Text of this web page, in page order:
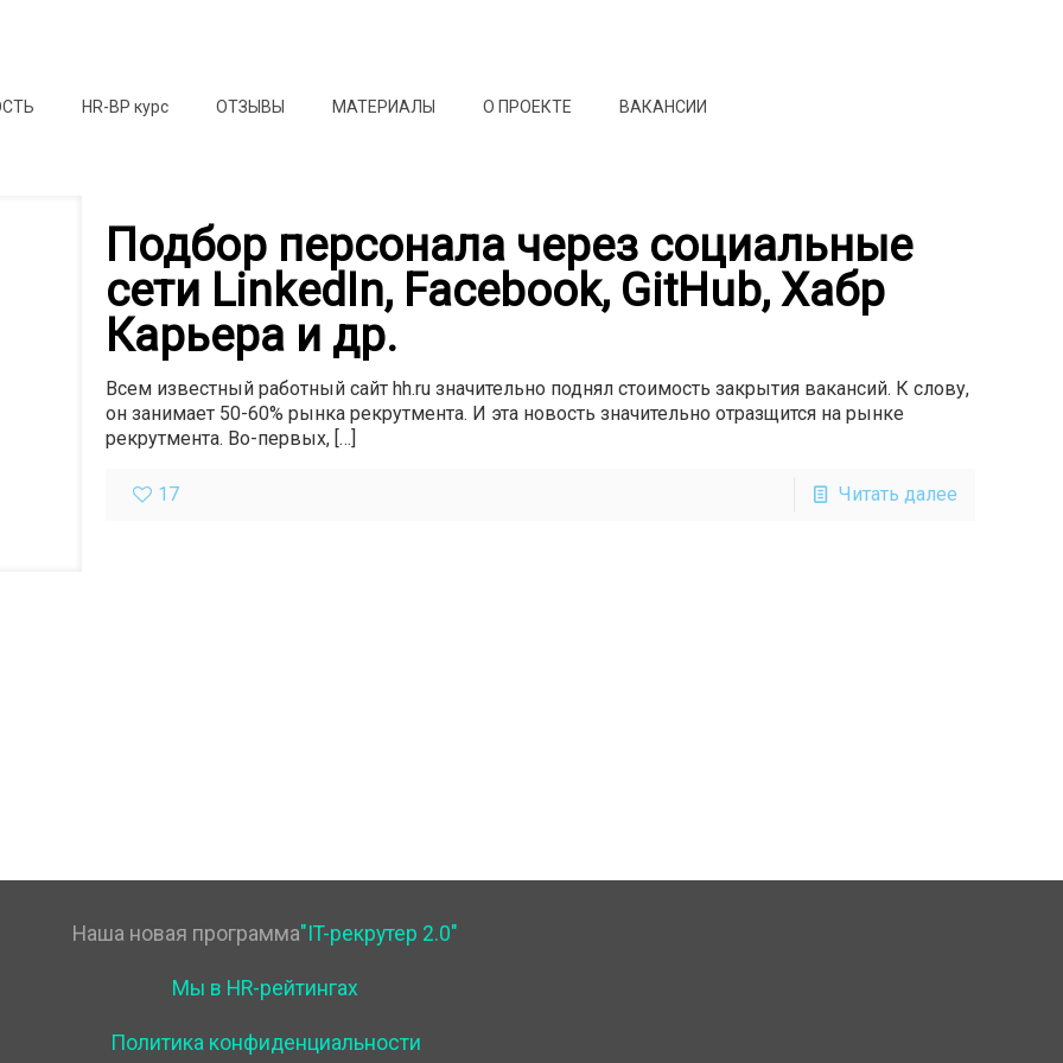
HR-BP курс ОТЗЫВЫ МАТЕРИАЛЫ О ПРОЕКТЕ ВАКАНСИИ
Подбор персонала через социальные
сети LinkedIn, Facebook, GitHub, Хабр
Карьера и др.
Всем известный работный сайт hh.ru значительно поднял стоимость закрытия вакансий. К слову,
он занимает 50-60% рынка рекрутмента. И эта новость значительно отразщится на рынке
рекрутмента. Во-первых,[…]
17 Читать далее
Наша новая программа"IT-рекрутер 2.0"
Мы в HR-рейтингах
Политика конфиденциальности